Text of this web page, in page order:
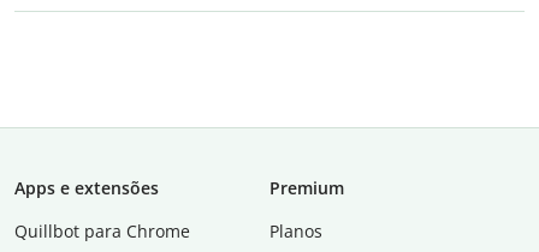
Apps e extensões
Quillbot para Chrome
Premium
Planos